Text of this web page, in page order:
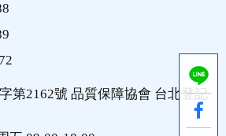
第2162號 品質保障協會 台北登記